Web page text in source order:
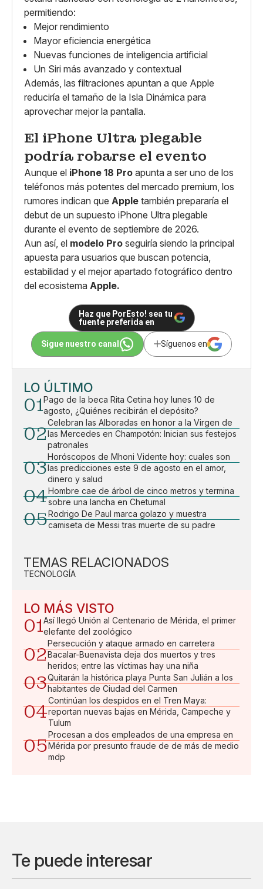
permitiendo:
Mejor rendimiento
Mayor eficiencia energética
Nuevas funciones de inteligencia artificial
Un Siri más avanzado y contextual
Además, las filtraciones apuntan a que Apple
reduciría el tamaño de la Isla Dinámica para
aprovechar mejor la pantalla.
El iPhone Ultra plegable
podría robarse el evento
Aunque el iPhone 18 Pro apunta a ser uno de los
teléfonos más potentes del mercado premium, los
rumores indican que Apple también prepararía el
debut de un supuesto iPhone Ultra plegable
durante el evento de septiembre de 2026.
Aun así, el modelo Pro seguiría siendo la principal
apuesta para usuarios que buscan potencia,
estabilidad y el mejor apartado fotográfico dentro
del ecosistema Apple.
Haz que PorEsto! sea tu
fuente preferida en
Sigue nuestro canal Síguenos en
LO ÚLTIMO
01Pago de la beca Rita Cetina hoy lunes 10 de
agosto, ¿Quiénes recibirán el depósito?
02
Celebran las Alboradas en honor a la Virgen de
las Mercedes en Champotón: Inician sus festejos
patronales
03
Horóscopos de Mhoni Vidente hoy: cuales son
las predicciones este 9 de agosto en el amor,
dinero y salud
04Hombre cae de árbol de cinco metros y termina
sobre una lancha en Chetumal
05Rodrigo De Paul marca golazo y muestra
camiseta de Messi tras muerte de su padre
TEMAS RELACIONADOS
TECNOLOGÍA
LO MÁS VISTO
01Así llegó Unión al Centenario de Mérida, el primer
elefante del zoológico
02
Persecución y ataque armado en carretera
Bacalar-Buenavista deja dos muertos y tres
heridos; entre las víctimas hay una niña
03Quitarán la histórica playa Punta San Julián a los
habitantes de Ciudad del Carmen
04
Continúan los despidos en el Tren Maya:
reportan nuevas bajas en Mérida, Campeche y
Tulum
05
Procesan a dos empleados de una empresa en
Mérida por presunto fraude de de más de medio
mdp
Te puede interesar